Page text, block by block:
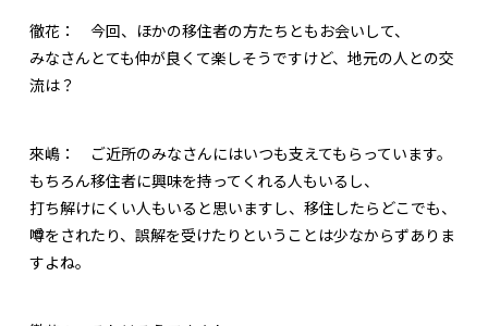
徹花： 今回、ほかの移住者の方たちともお会いして、
みなさんとても仲が良くて楽しそうですけど、地元の人との交
流は？
來嶋： ご近所のみなさんにはいつも支えてもらっています。
もちろん移住者に興味を持ってくれる人もいるし、
打ち解けにくい人もいると思いますし、移住したらどこでも、
噂をされたり、誤解を受けたりということは少なからずありま
すよね。